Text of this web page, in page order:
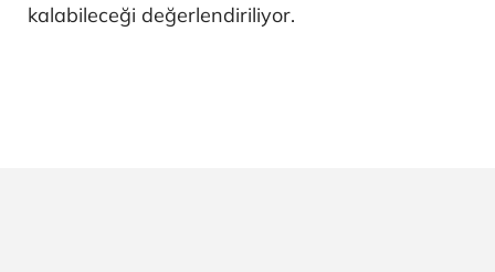
kalabileceği değerlendiriliyor.